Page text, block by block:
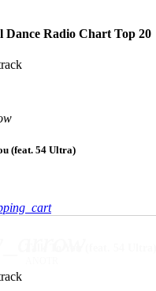
Dance Radio Chart Top 20
(feat. 54 Ultra)